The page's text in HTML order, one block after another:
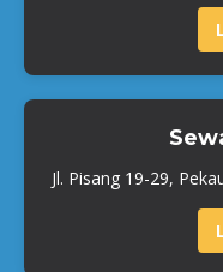
Jl. Pisang 19-29,